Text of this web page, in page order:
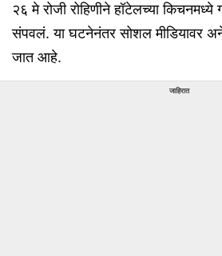
२६ मे रोजी रोहिणीने हॉटेलच्या
संपवलं. या घटनेनंतर सोशल मीडियावर
जात आहे.
जाहिरात